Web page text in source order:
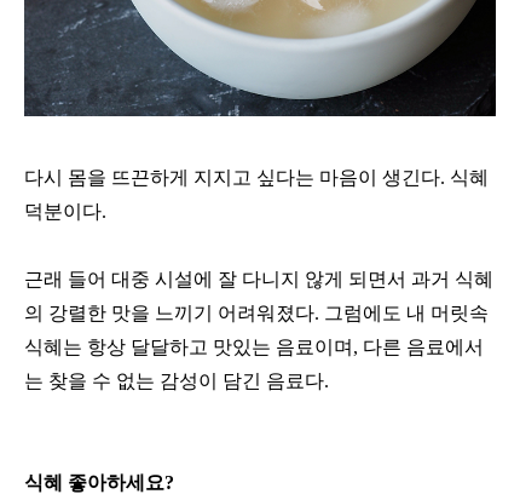
다시 몸을 뜨끈하게 지지고 싶다는 마음이 생긴다. 식혜
덕분이다.
근래 들어 대중 시설에 잘 다니지 않게 되면서 과거 식혜
의 강렬한 맛을 느끼기 어려워졌다. 그럼에도 내 머릿속
식혜는 항상 달달하고 맛있는 음료이며, 다른 음료에서
는 찾을 수 없는 감성이 담긴 음료다.
식혜 좋아하세요?